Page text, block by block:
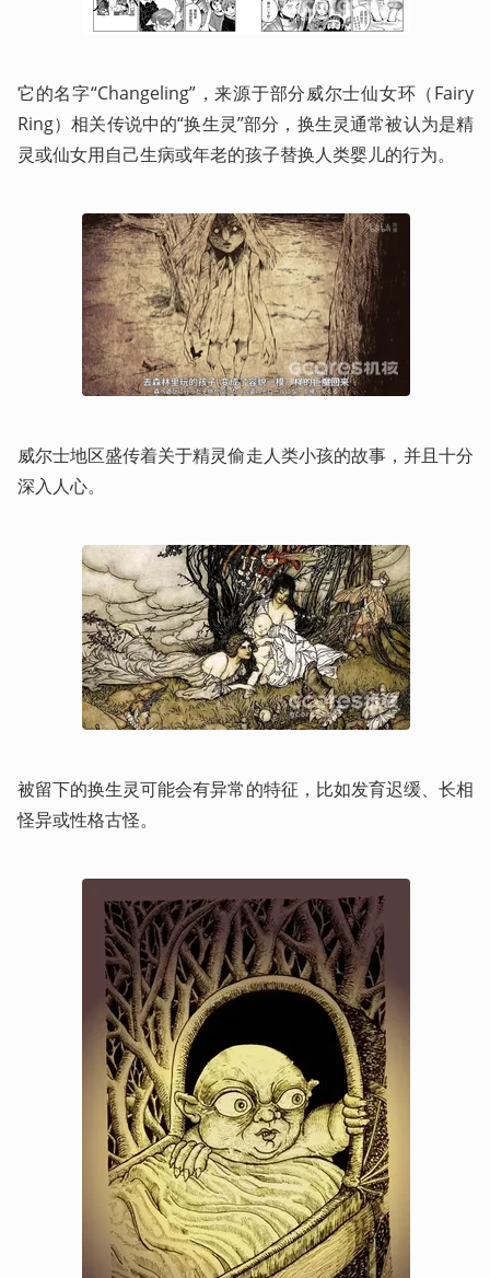
它的名字“Changeling”，来源于部分威尔士仙女环（Fairy
Ring）相关传说中的“换生灵”部分，换生灵通常被认为是精
灵或仙女用自己生病或年老的孩子替换人类婴儿的行为。
威尔士地区盛传着关于精灵偷走人类小孩的故事，并且十分
深入人心。
被留下的换生灵可能会有异常的特征，比如发育迟缓、长相
怪异或性格古怪。